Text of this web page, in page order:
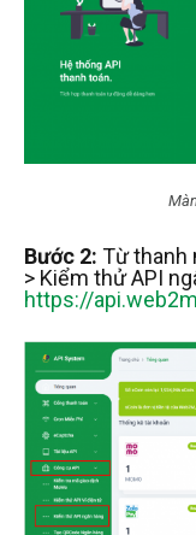
Bước 2: Từ thanh
> Kiểm thử API
https://